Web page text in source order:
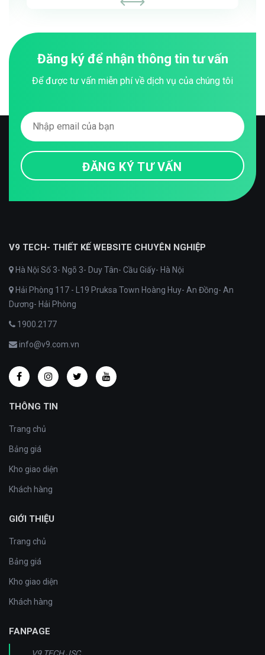
Đăng ký để nhận thông tin tư vấn
Để được tư vấn miễn phí về dịch vụ của chúng tôi
V9 TECH- THIẾT KẾ WEBSITE CHUYÊN NGHIỆP
Hà Nội Số 3- Ngõ 3- Duy Tân- Cầu Giấy- Hà Nội
Hải Phòng 117 - L19 Pruksa Town Hoàng Huy- An Đồng- An
Dương- Hải Phòng
1900.2177
info@v9.com.vn
THÔNG TIN
Trang chủ
Bảng giá
Kho giao diện
Khách hàng
GIỚI THIỆU
Trang chủ
Bảng giá
Kho giao diện
Khách hàng
FANPAGE